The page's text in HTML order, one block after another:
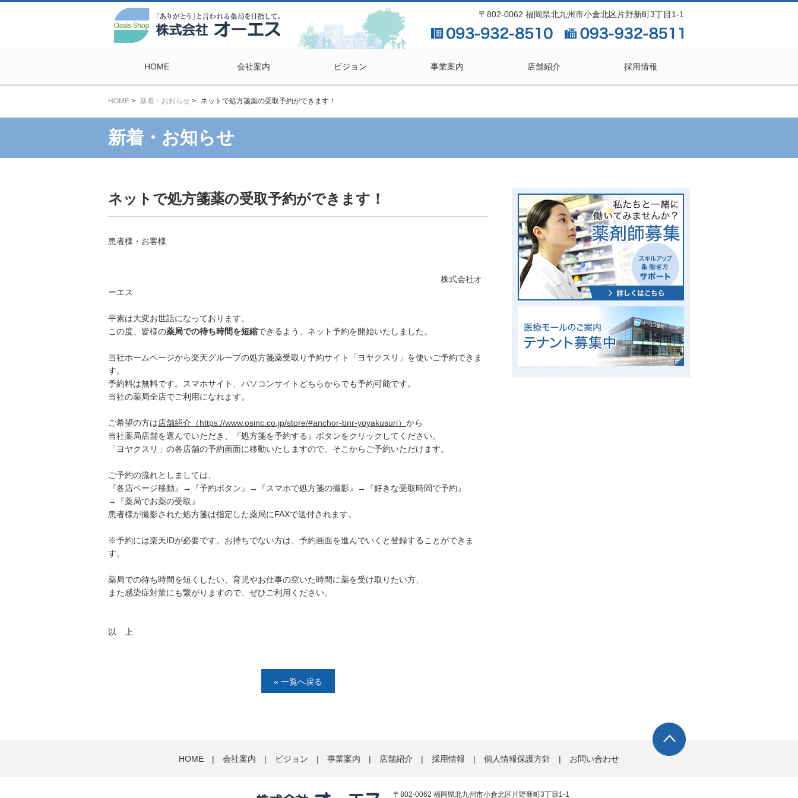
〒802-0062 福岡県北九州市小倉北区片野新町3丁目1-1
HOME 会社案内 ビジョン 事業案内 店舗紹介 採用情報
HOME > 新着・お知らせ > ネットで処方箋薬の受取予約ができます！
新着・お知らせ
ネットで処方箋薬の受取予約ができます！
患者様・お客様
株式会社オ
ーエス
平素は大変お世話になっております。
この度、皆様の薬局での待ち時間を短縮できるよう、ネット予約を開始いたしました。
当社ホームページから楽天グループの処方箋薬受取り予約サイト「ヨヤクスリ」を使いご予約できま
す。
予約料は無料です。スマホサイト、パソコンサイトどちらからでも予約可能です。
当社の薬局全店でご利用になれます。
ご希望の方は店舗紹介（https://www.osinc.co.jp/store/#anchor-bnr-yoyakusuri） から
当社薬局店舗を選んでいただき、『処方箋を予約する』ボタンをクリックしてください。
「ヨヤクスリ」の各店舗の予約画面に移動いたしますので、そこからご予約いただけます。
ご予約の流れとしましては、
『各店ページ移動』→『予約ボタン』→『スマホで処方箋の撮影』→『好きな受取時間で予約』
→『薬局でお薬の受取』
患者様が撮影された処方箋は指定した薬局にFAXで送付されます。
※予約には楽天IDが必要です。お持ちでない方は、予約画面を進んでいくと登録することができま
す。
薬局での待ち時間を短くしたい、育児やお仕事の空いた時間に薬を受け取りたい方、
また感染症対策にも繋がりますので、ぜひご利用ください。
以 上
« 一覧へ戻る
HOME | 会社案内 | ビジョン | 事業案内 | 店舗紹介 | 採用情報 | 個人情報保護方針 | お問い合わせ
〒802-0062 福岡県北九州市小倉北区片野新町3丁目1-1